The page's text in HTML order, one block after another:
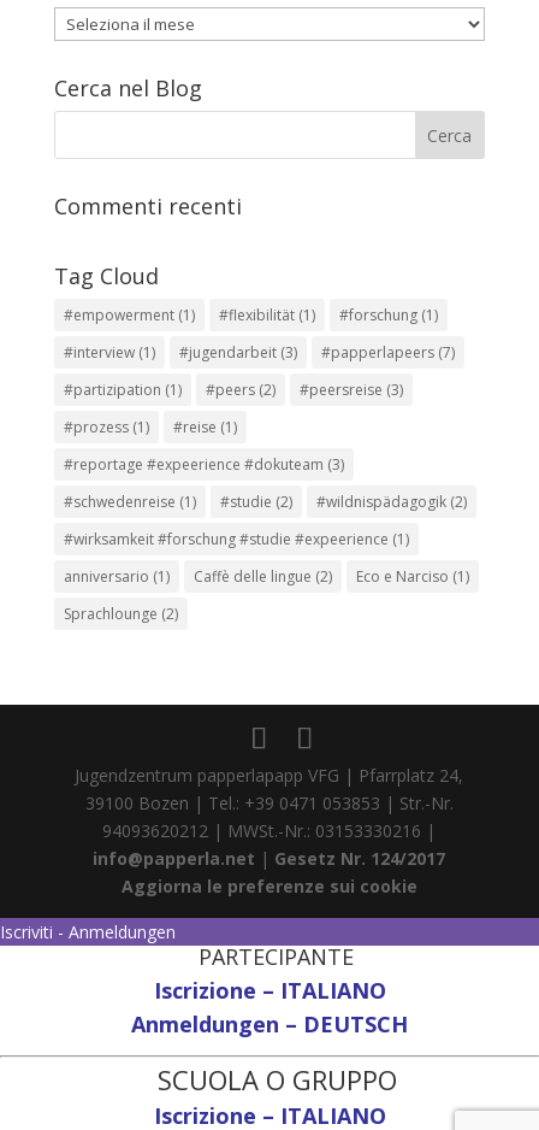
Archivio
articoli
Cerca nel Blog
Commenti recenti
Tag Cloud
#empowerment(1) #flexibilität(1) #forschung(1)
#interview(1) #jugendarbeit(3) #papperlapeers(7)
#partizipation (1) #peers(2) #peersreise (3)
#prozess(1) #reise (1)
#reportage #expeerience #dokuteam (3)
#schwedenreise (1) #studie (2) #wildnispädagogik(2)
#wirksamkeit #forschung #studie #expeerience (1)
anniversario (1) Caffè delle lingue (2) Eco e Narciso (1)
Sprachlounge (2)
Jugendzentrum papperlapapp VFG | Pfarrplatz 24,
39100 Bozen | Tel.: +39 0471 053853 | Str.-Nr.
94093620212 | MWSt.-Nr.: 03153330216 |
info@papperla.net | Gesetz Nr. 124/2017
Aggiorna le preferenze sui cookie
Iscriviti - Anmeldungen
PARTECIPANTE
Iscrizione – ITALIANO
Anmeldungen – DEUTSCH
SCUOLA O GRUPPO
Iscrizione – ITALIANO